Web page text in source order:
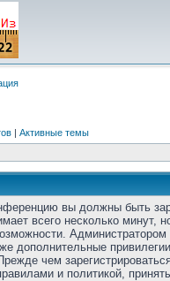
| Активные темы
вы должны быть
всего несколько минут,
дополнительные
чем
и политикой,